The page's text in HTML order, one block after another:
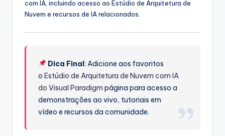
com IA, incluindo acesso ao Estúdio de Arquitetura de
Nuvem e recursos de IA relacionados.
Dica Final: Adicione aos favoritos
oEstúdio de Arquitetura de Nuvem com IA
do Visual Paradigm página para acesso a
demonstrações ao vivo, tutoriais em
vídeo e recursos da comunidade.